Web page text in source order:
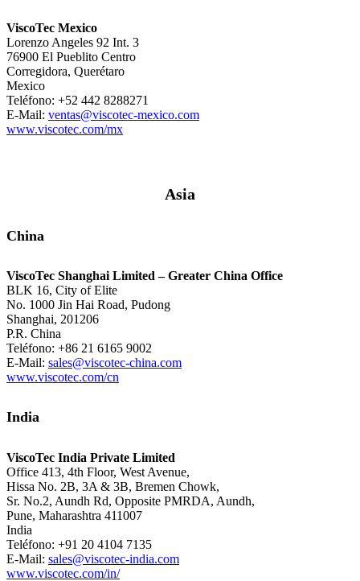
ViscoTec Mexico
Lorenzo Angeles 92 Int. 3
76900 El Pueblito Centro
Corregidora, Querétaro
Mexico
Teléfono: +52 442 8288271
E-Mail: ventas@viscotec-mexico.com
www.viscotec.com/mx
Asia
China
ViscoTec Shanghai Limited – Greater China Office
BLK 16, City of Elite
No. 1000 Jin Hai Road, Pudong
Shanghai, 201206
P.R. China
Teléfono: +86 21 6165 9002
E-Mail: sales@viscotec-china.com
www.viscotec.com/cn
India
ViscoTec India Private Limited
Office 413, 4th Floor, West Avenue,
Hissa No. 2B, 3A & 3B, Bremen Chowk,
Sr. No.2, Aundh Rd, Opposite PMRDA, Aundh,
Pune, Maharashtra 411007
India
Teléfono: +91 20 4104 7135
E-Mail: sales@viscotec-india.com
www.viscotec.com/in/